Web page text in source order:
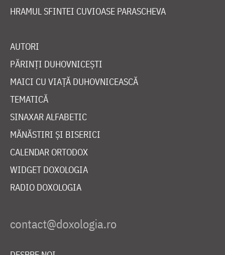
HRAMUL SFINTEI CUVIOASE PARASCHEVA
AUTORI
PĂRINȚI DUHOVNICEȘTI
MAICI CU VIAȚĂ DUHOVNICEASCĂ
TEMATICĂ
SINAXAR ALFABETIC
MĂNĂSTIRI ȘI BISERICI
CALENDAR ORTODOX
WIDGET DOXOLOGIA
RADIO DOXOLOGIA